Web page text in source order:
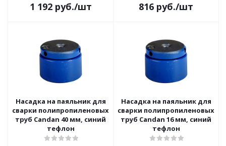
1 192руб./шт 816 руб./шт
Насадка на паяльник для
сварки полипропиленовых
труб Candan 40 мм, синий
тефлон
Насадка на паяльник для
сварки полипропиленовых
труб Candan 16 мм, синий
тефлон